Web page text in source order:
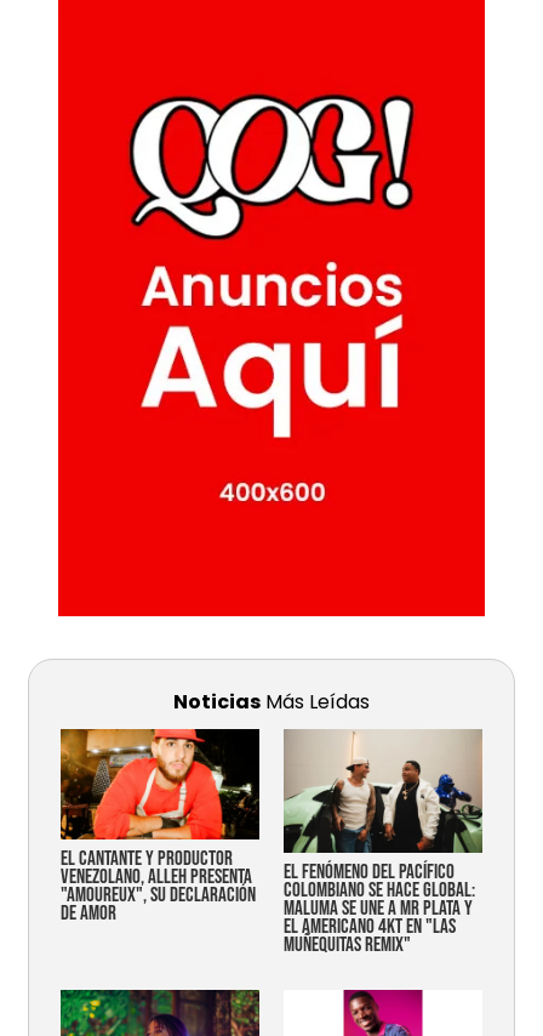
Noticias Más Leídas
EL CANTANTE Y PRODUCTOR
VENEZOLANO, ALLEH PRESENTA
"AMOUREUX", SU DECLARACIÓN
DE AMOR
EL FENÓMENO DEL PACÍFICO
COLOMBIANO SE HACE GLOBAL:
MALUMA SE UNE A MR PLATA Y
EL AMERICANO 4KT EN "LAS
MUÑEQUITAS REMIX"